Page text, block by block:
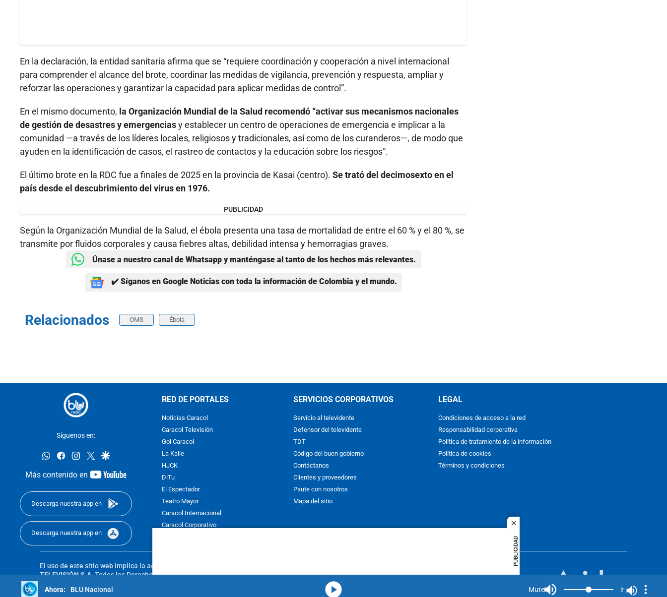
close
PUBLICIDAD
En la declaración, la entidad sanitaria afirma que se “requiere coordinación y cooperación a nivel internacional
para comprender el alcance del brote, coordinar las medidas de vigilancia, prevención y respuesta, ampliar y
reforzar las operaciones y garantizar la capacidad para aplicar medidas de control”.
En el mismo documento, la Organización Mundial de la Salud recomendó “activar sus mecanismos nacionales
de gestión de desastres y emergenciasy establecer un centro de operaciones de emergencia e implicar a la
comunidad —a través de los líderes locales, religiosos y tradicionales, así como de los curanderos—, de modo que
ayuden en la identificación de casos, el rastreo de contactos y la educación sobre los riesgos”.
El último brote en la RDC fue a finales de 2025 en la provincia de Kasai (centro). Se trató del decimosexto en el
país desde el descubrimiento del virus en 1976.
PUBLICIDAD
Según la Organización Mundial de la Salud, el ébola presenta una tasa de mortalidad de entre el 60 % y el 80 %, se
transmite por fluidos corporales y causa fiebres altas, debilidad intensa y hemorragias graves.
Únase a nuestro canal de Whatsapp y manténgase al tanto de los hechos más relevantes.
✔️ Síganos en Google Noticias con toda la información de Colombia y el mundo.
Relacionados OMS Ébola
Síguenos en:
whatsappfacebookinstagram
twittergoogle
Más contenido en
youtube-
Descarga nuestra app en
Descarga nuestra app en
RED DE PORTALES
Noticias Caracol
Caracol Televisión
Gol Caracol
La Kalle
HJCK
DiTu
El Espectador
Teatro Mayor
Caracol Internacional
Caracol Corporativo
SERVICIOS CORPORATIVOS
Servicio al televidente
Defensor del televidente
TDT
Código del buen gobierno
Contáctanos
Clientes y proveedores
Paute con nosotros
Mapa del sitio
LEGAL
Condiciones de acceso a la red
Responsabilidad corporativa
Política de tratamiento de la información
Política de cookies
Términos y condiciones
El uso de este sitio web implica la aceptación de los
TELEVISIÓN S.A.Todos los Derechos Reservados D.R.A. Prohibida su reproducción total o parcial, así como su traducción a cualquier idioma
sin autorización escrita de su titular. Reproduction in whole or in part, or translation without written permission is prohibited. All rights
reserved 2025.BLU Nacional
Mute Mute